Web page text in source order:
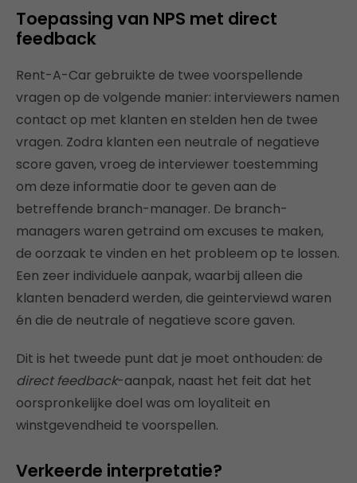
Toepassing van NPS met direct
feedback
Rent-A-Car gebruikte de twee voorspellende
vragen op de volgende manier: interviewers namen
contact op met klanten en stelden hen de twee
vragen. Zodra klanten een neutrale of negatieve
score gaven, vroeg de interviewer toestemming
om deze informatie door te geven aan de
betreffende branch-manager. De branch-
managers waren getraind om excuses te maken,
de oorzaak te vinden en het probleem op te lossen.
Een zeer individuele aanpak, waarbij alleen die
klanten benaderd werden, die geinterviewd waren
én die de neutrale of negatieve score gaven.
Dit is het tweede punt dat je moet onthouden: de
direct feedback-aanpak, naast het feit dat het
oorspronkelijke doel was om loyaliteit en
winstgevendheid te voorspellen.
Verkeerde interpretatie?